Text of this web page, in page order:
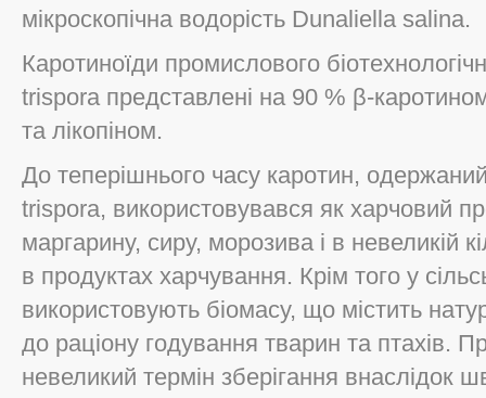
мікроскопічна водорість Dunaliella salina.
Каротиноїди промислового
trispora представлені на 90 % β-
та лікопіном.
До теперішнього часу каротин,
trispora, використовувався як харчовий
маргарину, сиру, морозива і в невеликій
в продуктах харчування. Крім того у
використовують біомасу, що містить
до раціону годування тварин та птахів.
невеликий термін зберігання внаслідок